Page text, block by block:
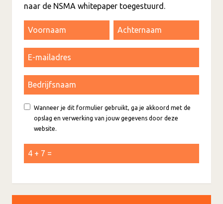
naar de NSMA whitepaper toegestuurd.
Wanneer je dit formulier gebruikt, ga je akkoord met de
opslag en verwerking van jouw gegevens door deze
website.